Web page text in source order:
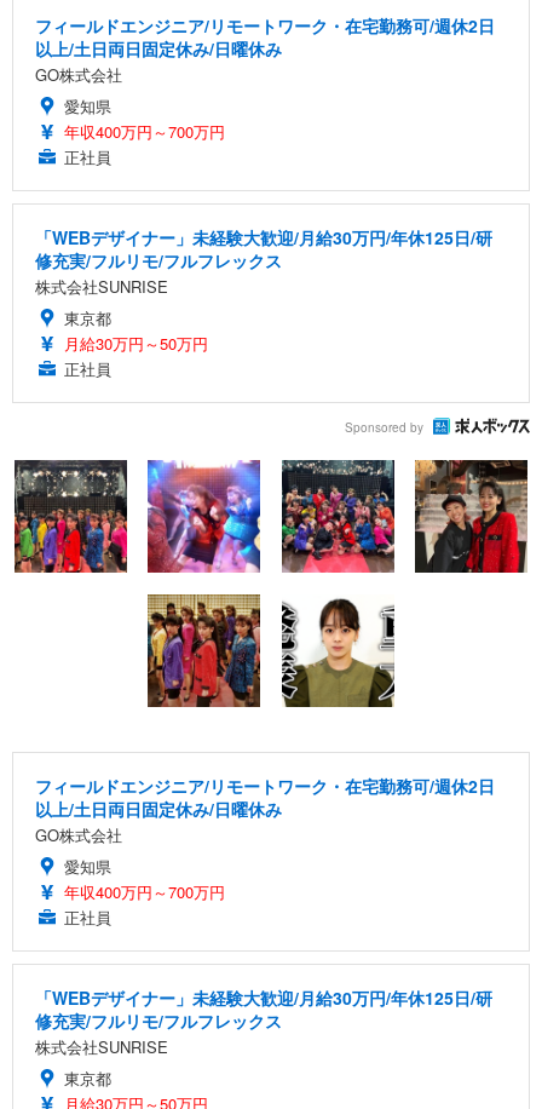
フィールドエンジニア/リモートワーク・在宅勤務可/週休2日
以上/土日両日固定休み/日曜休み
GO株式会社
愛知県
年収400万円～700万円
正社員
「WEBデザイナー」未経験大歓迎/月給30万円/年休125日/研
修充実/フルリモ/フルフレックス
株式会社SUNRISE
東京都
月給30万円～50万円
正社員
Sponsored by
フィールドエンジニア/リモートワーク・在宅勤務可/週休2日
以上/土日両日固定休み/日曜休み
GO株式会社
愛知県
年収400万円～700万円
正社員
「WEBデザイナー」未経験大歓迎/月給30万円/年休125日/研
修充実/フルリモ/フルフレックス
株式会社SUNRISE
東京都
月給30万円～50万円